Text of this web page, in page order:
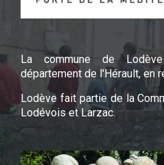
La commune de
département de l'Hérault, en
Lodève fait partie de la
Lodévois et Larzac.